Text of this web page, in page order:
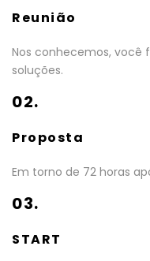
Reunião
Nos conhecemos, você
soluções.
02.
Proposta
Em torno de 72 horas
03.
START